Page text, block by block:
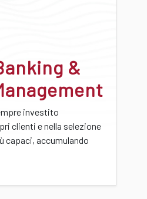
&
investito
clienti e nella selezione
capaci, accumulando